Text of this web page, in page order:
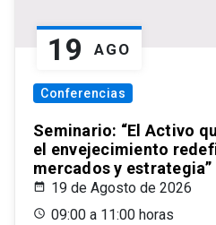
19 AGO
Conferencias
Seminario: “El Activo
el envejecimiento
mercados y estrategia”
19 de Agosto de 2026
09:00 a 11:00 horas